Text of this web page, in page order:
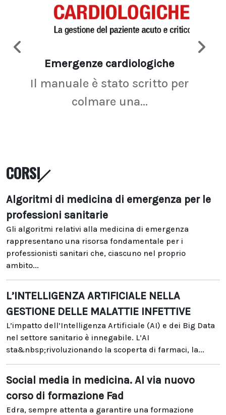
Emergenze cardiologiche
Il manuale è stato scritto per
colmare una...
CORSI
Algoritmi di medicina di emergenza per le
professioni sanitarie
Gli algoritmi relativi alla medicina di emergenza
rappresentano una risorsa fondamentale per i
professionisti sanitari che, ciascuno nel proprio
ambito...
L’INTELLIGENZA ARTIFICIALE NELLA
GESTIONE DELLE MALATTIE INFETTIVE
L’impatto dell’Intelligenza Artificiale (AI) e dei Big Data
nel settore sanitario è innegabile. L’AI
sta&nbsp;rivoluzionando la scoperta di farmaci, la...
Social media in medicina. Al via nuovo
corso di formazione Fad
Edra, sempre attenta a garantire una formazione